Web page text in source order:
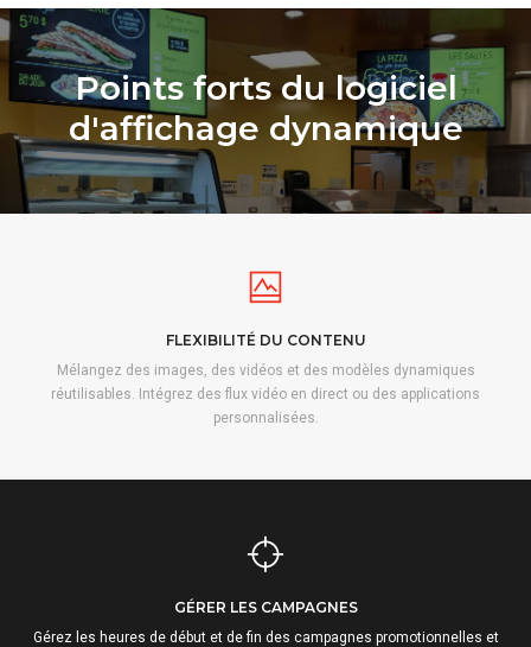
Points forts du logiciel
d'affichage dynamique
FLEXIBILITÉ DU CONTENU
Mélangez des images, des vidéos et des modèles dynamiques
réutilisables. Intégrez des flux vidéo en direct ou des applications
personnalisées.
GÉRER LES CAMPAGNES
Gérez les heures de début et de fin des campagnes promotionnelles et